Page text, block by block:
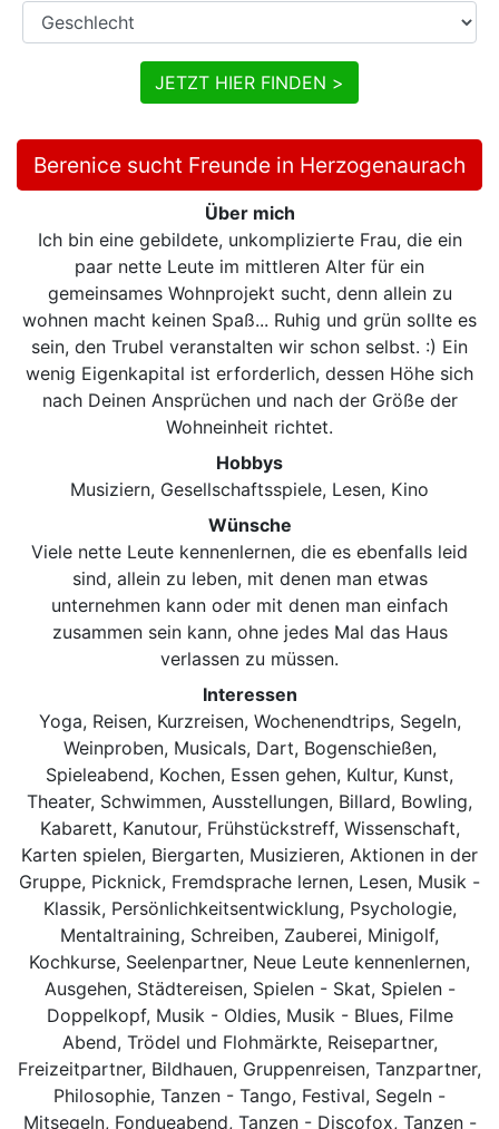
Geschlecht
JETZT HIER FINDEN >
Berenice sucht Freunde in Herzogenaurach
Über mich
Ich bin eine gebildete, unkomplizierte Frau, die ein
paar nette Leute im mittleren Alter für ein
gemeinsames Wohnprojekt sucht, denn allein zu
wohnen macht keinen Spaß... Ruhig und grün sollte es
sein, den Trubel veranstalten wir schon selbst. :) Ein
wenig Eigenkapital ist erforderlich, dessen Höhe sich
nach Deinen Ansprüchen und nach der Größe der
Wohneinheit richtet.
Hobbys
Musiziern, Gesellschaftsspiele, Lesen, Kino
Wünsche
Viele nette Leute kennenlernen, die es ebenfalls leid
sind, allein zu leben, mit denen man etwas
unternehmen kann oder mit denen man einfach
zusammen sein kann, ohne jedes Mal das Haus
verlassen zu müssen.
Interessen
Yoga, Reisen, Kurzreisen, Wochenendtrips, Segeln,
Weinproben, Musicals, Dart, Bogenschießen,
Spieleabend, Kochen, Essen gehen, Kultur, Kunst,
Theater, Schwimmen, Ausstellungen, Billard, Bowling,
Kabarett, Kanutour, Frühstückstreff, Wissenschaft,
Karten spielen, Biergarten, Musizieren, Aktionen in der
Gruppe, Picknick, Fremdsprache lernen, Lesen, Musik -
Klassik, Persönlichkeitsentwicklung, Psychologie,
Mentaltraining, Schreiben, Zauberei, Minigolf,
Kochkurse, Seelenpartner, Neue Leute kennenlernen,
Ausgehen, Städtereisen, Spielen - Skat, Spielen -
Doppelkopf, Musik - Oldies, Musik - Blues, Filme
Abend, Trödel und Flohmärkte, Reisepartner,
Freizeitpartner, Bildhauen, Gruppenreisen, Tanzpartner,
Philosophie, Tanzen - Tango, Festival, Segeln -
Mitsegeln, Fondueabend, Tanzen - Discofox, Tanzen -